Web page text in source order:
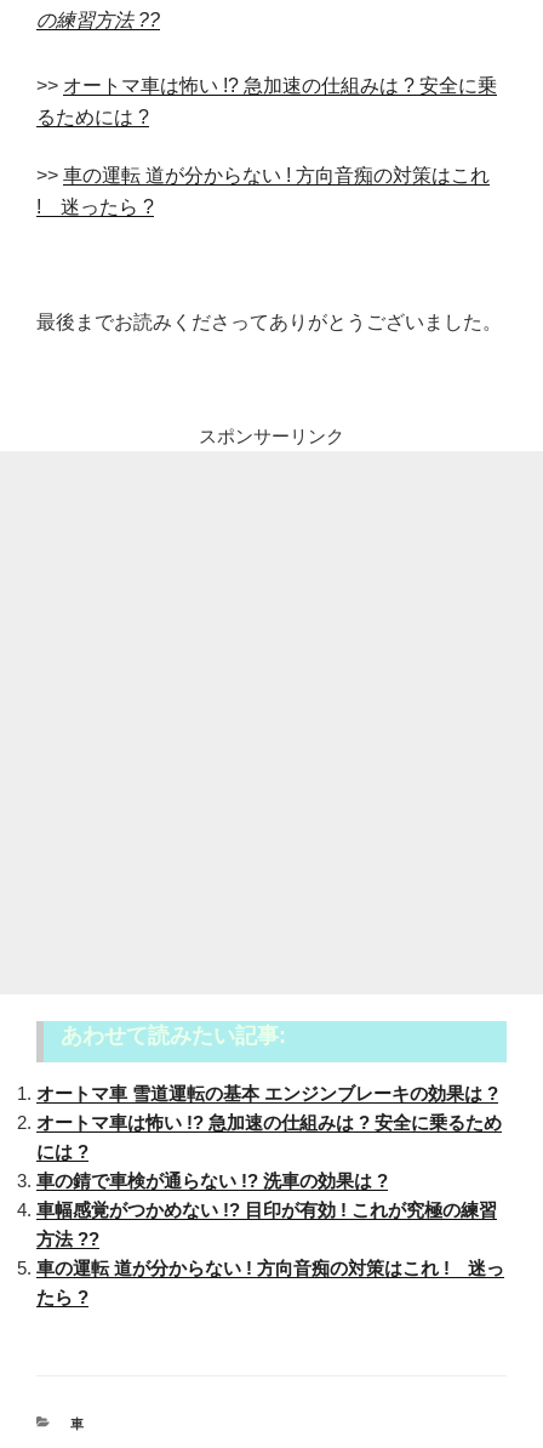
の練習方法 ??
>> オートマ車は怖い !? 急加速の仕組みは ? 安全に乗
るためには ?
>> 車の運転 道が分からない ! 方向音痴の対策はこれ
! 迷ったら ?
最後までお読みくださってありがとうございました。
スポンサーリンク
あわせて読みたい記事:
オートマ車 雪道運転の基本 エンジンブレーキの効果は ?
オートマ車は怖い !? 急加速の仕組みは ? 安全に乗るため
には ?
車の錆で車検が通らない !? 洗車の効果は ?
車幅感覚がつかめない !? 目印が有効 ! これが究極の練習
方法 ??
車の運転 道が分からない ! 方向音痴の対策はこれ ! 迷っ
たら ?
カ
車